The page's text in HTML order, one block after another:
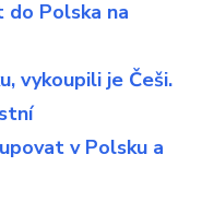
Polska na
vykoupili je Češi.
v Polsku a